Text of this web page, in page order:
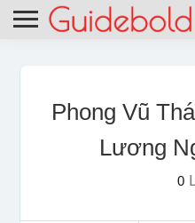
Phong Vũ
Lương
0